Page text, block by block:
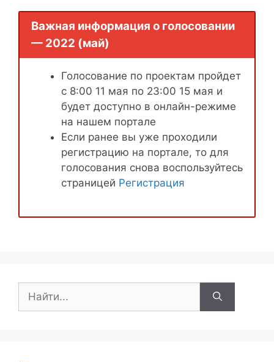
Важная информация о голосовании
— 2022 (май)
Голосование по проектам пройдет
с 8:00 11 мая по 23:00 15 мая и
будет доступно в онлайн-режиме
на нашем портале
Если ранее вы уже проходили
регистрацию на портале, то для
голосования снова воспользуйтесь
страницей Регистрация